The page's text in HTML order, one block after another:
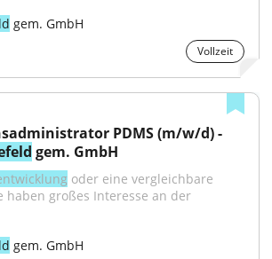
gem. GmbH
Vollzeit
PDMS (m/w/d) -
gem. GmbH
oder eine vergleichbare
haben großes Interesse an der
gem. GmbH